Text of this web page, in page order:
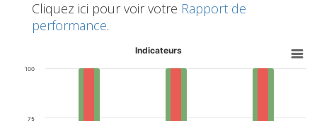
Cliquez ici pour voir votre Rapport de
performance.
Indicateurs
75
100